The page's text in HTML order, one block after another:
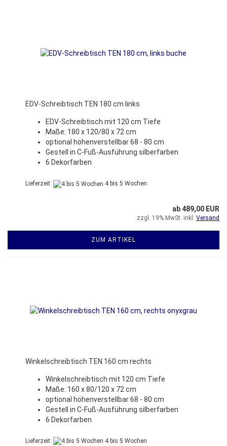
EDV-Schreibtisch TEN 180 cm links
EDV-Schreibtisch mit 120 cm Tiefe
Maße: 180 x 120/80 x 72 cm
optional höhenverstellbar 68 - 80 cm
Gestell in C-Fuß-Ausführung silberfarben
6 Dekorfarben
Lieferzeit: 4 bis 5 Wochen
ab 489,00 EUR
zzgl. 19% MwSt. inkl. Versand
ZUM ARTIKEL
Winkelschreibtisch TEN 160 cm rechts
Winkelschreibtisch mit 120 cm Tiefe
Maße: 160 x 80/120 x 72 cm
optional höhenverstellbar 68 - 80 cm
Gestell in C-Fuß-Ausführung silberfarben
6 Dekorfarben
Lieferzeit: 4 bis 5 Wochen